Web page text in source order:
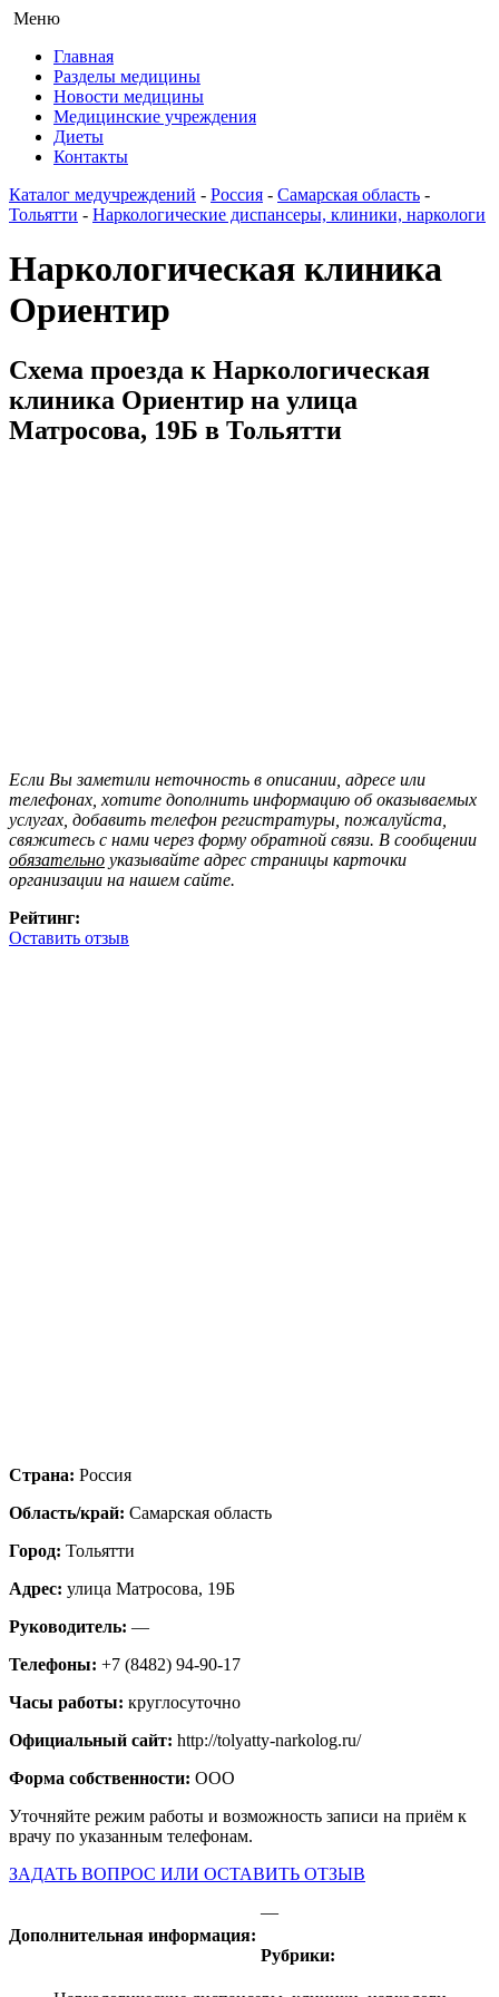
Меню
Главная
Разделы медицины
Новости медицины
Медицинские учреждения
Диеты
Контакты
Каталог медучреждений - Россия - Самарская область -
Тольятти - Наркологические диспансеры, клиники, наркологи
Наркологическая клиника
Ориентир
Схема проезда к Наркологическая
клиника Ориентир на улица
Матросова, 19Б в Тольятти
Если Вы заметили неточность в описании, адресе или
телефонах, хотите дополнить информацию об оказываемых
услугах, добавить телефон регистратуры, пожалуйста,
свяжитесь с нами через форму обратной связи. В сообщении
обязательно указывайте адрес страницы карточки
организации на нашем сайте.
Рейтинг:
Оставить отзыв
Страна: Россия
Область/край: Самарская область
Город: Тольятти
Адрес: улица Матросова, 19Б
Руководитель: —
Телефоны: +7 (8482) 94-90-17
Часы работы: круглосуточно
Официальный сайт: http://tolyatty-narkolog.ru/
Форма собственности: ООО
Уточняйте режим работы и возможность записи на приём к
врачу по указанным телефонам.
ЗАДАТЬ ВОПРОС ИЛИ ОСТАВИТЬ ОТЗЫВ
Дополнительная информация:
—
Рубрики: